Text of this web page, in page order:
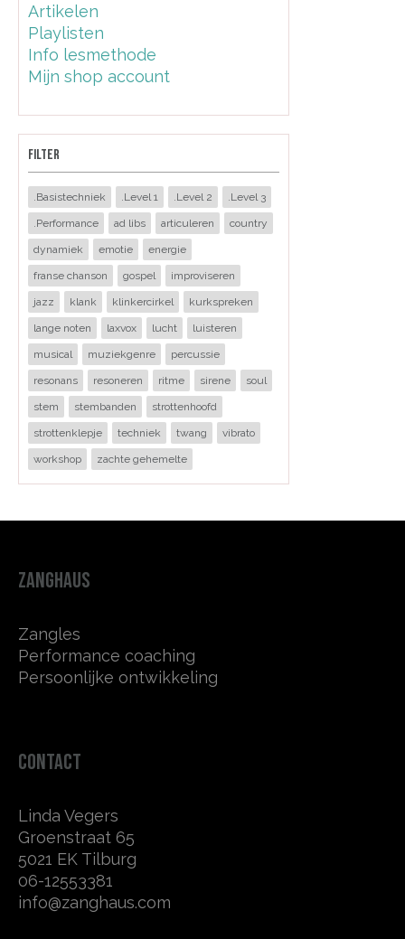
Artikelen
Playlisten
Info lesmethode
Mijn shop account
FILTER
.Basistechniek .Level 1 .Level 2 .Level 3
.Performance ad libs articuleren country
dynamiek emotie energie
franse chanson gospel improviseren
jazz klank klinkercirkel kurkspreken
lange noten laxvox lucht luisteren
musical muziekgenre percussie
resonans resoneren ritme sirene soul
stem stembanden strottenhoofd
strottenklepje techniek twang vibrato
workshop zachte gehemelte
ZANGHAUS
Zangles
Performance coaching
Persoonlijke ontwikkeling
CONTACT
Linda Vegers
Groenstraat 65
5021 EK Tilburg
06-12553381
info@zanghaus.com